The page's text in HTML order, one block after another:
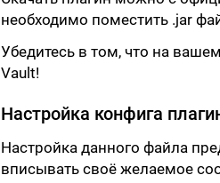
необходимо поместить .jar
Убедитесь в том, что на
Vault!
Настройка конфига
Настройка данного файла
вписывать своё желаемое